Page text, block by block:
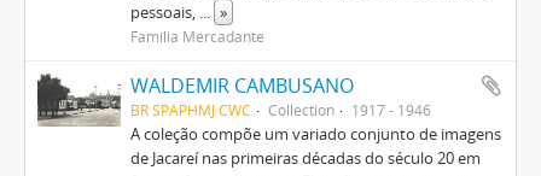
pessoais, ... »
Família Mercadante
WALDEMIR CAMBUSANO
BR SPAPHMJ CWC Collection 1917 - 1946
A coleção compõe um variado conjunto de imagens
de Jacareí nas primeiras décadas do século 20 em